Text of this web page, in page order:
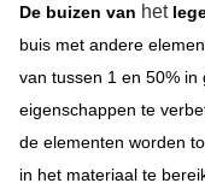
De buizen van het
buis met andere
van tussen 1 en 50% in
eigenschappen te
de elementen worden
in het materiaal te